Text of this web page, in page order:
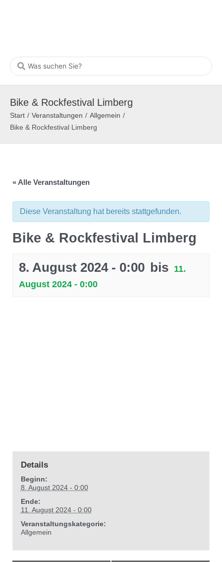
Bike & Rockfestival Limberg
Start / Veranstaltungen / Allgemein /
Bike & Rockfestival Limberg
« Alle Veranstaltungen
Diese Veranstaltung hat bereits stattgefunden.
Bike & Rockfestival Limberg
8. August 2024 - 0:00 bis 11.
August 2024 - 0:00
Details
Beginn:
8. August 2024 - 0:00
Ende:
11. August 2024 - 0:00
Veranstaltungskategorie:
Allgemein